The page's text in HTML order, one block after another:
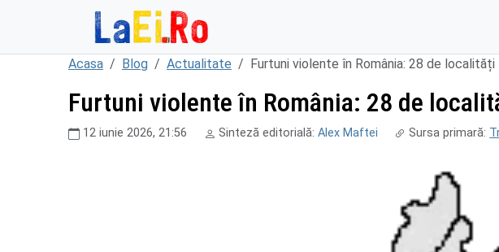
Acasa Blog Actualitate Furtuni violente în România: 28 de
Furtuni violente în România: 28 de
12 iunie 2026, 21:56 Sinteză editorială: Alex Maftei Sursa primară: